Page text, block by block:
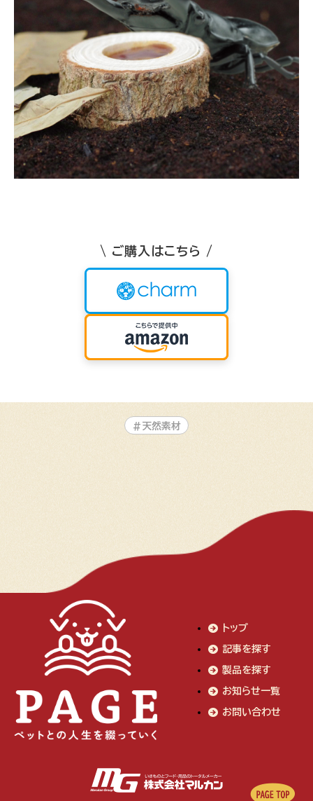
\ ご購入はこちら /
#天然素材
トップ
記事を探す
製品を探す
お知らせ一覧
お問い合わせ